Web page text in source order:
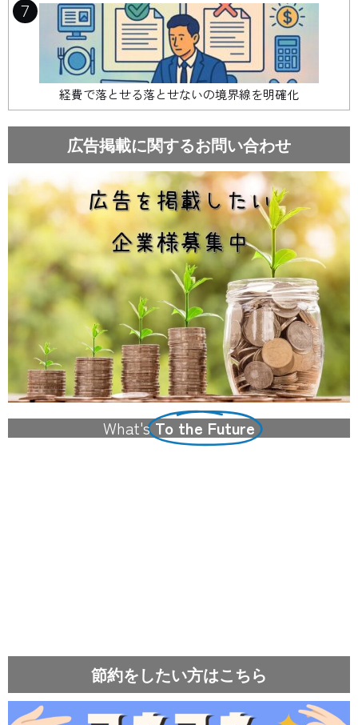
7
経費で落とせる落とせないの境界線を明確化
広告掲載に関するお問い合わせ
What's To the Future
節約をしたい方はこちら